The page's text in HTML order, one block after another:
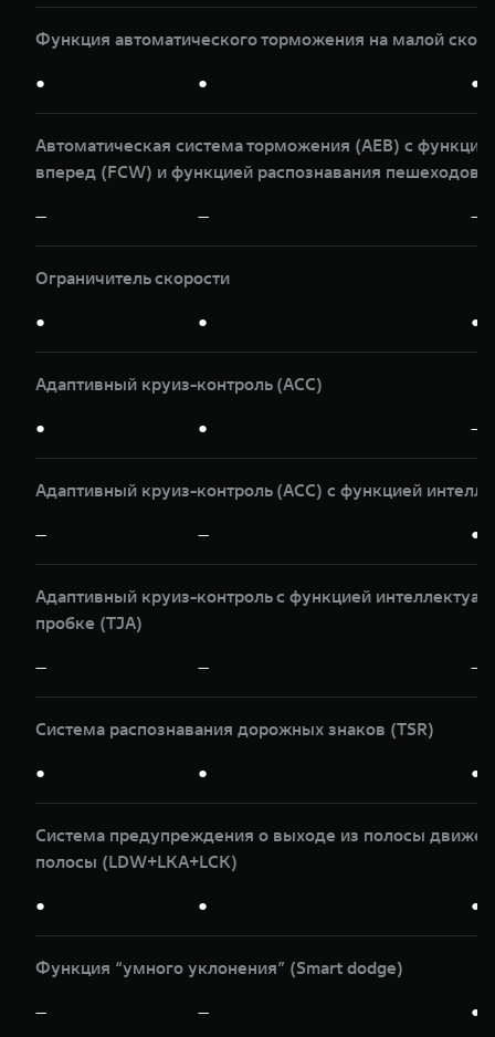
Функция автоматического торможения на малой
● ● ●
Автоматическая система торможения (AEB) с
вперед (FCW) и функцией распознавания пешеходов
— — —
Ограничитель скорости
● ● ●
Адаптивный круиз-контроль (ACC)
● ● —
Адаптивный круиз-контроль (ACC) с функцией
— — ●
Адаптивный круиз-контроль с функцией
пробке (TJA)
— — —
Система распознавания дорожных знаков (TSR)
● ● ●
Система предупреждения о выходе из полосы
полосы (LDW+LKA+LCK)
● ● ●
Функция “умного уклонения” (Smart dodge)
— — ●